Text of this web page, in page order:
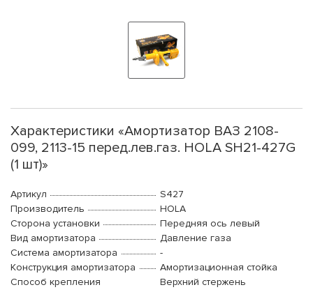
Характеристики «Амортизатор ВАЗ 2108-
099, 2113-15 перед.лев.газ. HOLA SH21-427G
(1 шт)»
Артикул
S427
Производитель
HOLA
Сторона установки
Передняя ось левый
Вид амортизатора
Давление газа
Система амортизатора
-
Конструкция амортизатора
Амортизационная стойка
Способ крепления
Верхний стержень